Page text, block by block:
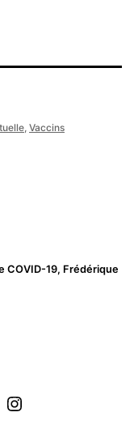
, Vaccins
COVID-19, Frédérique